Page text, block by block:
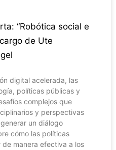
“Robótica social e
de Ute
digital acelerada, las
políticas públicas y
complejos que
y perspectivas
un diálogo
cómo las políticas
manera efectiva a los